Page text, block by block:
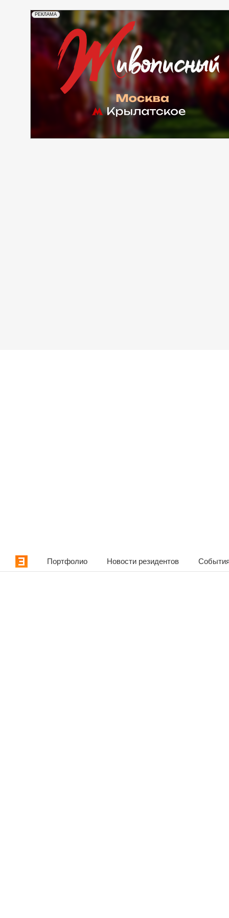
РЕКЛАМА
Портфолио Новости резидентов